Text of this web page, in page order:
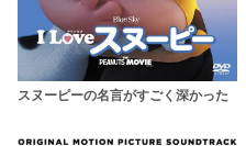
スヌーピーの名言がすごく深かった